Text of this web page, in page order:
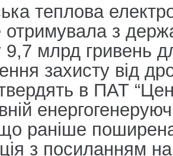
теплова
з
млрд гривень
захисту від
в ПАТ
раніше
з посиланням